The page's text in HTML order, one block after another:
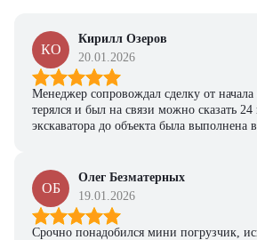
КО
Кирилл Озеров
20.01.2026
Менеджер сопровождал сделку от
терялся и был на связи можно сказать
экскаватора до объекта была выполнена
ОБ
Олег Безматерных
19.01.2026
Срочно понадобился мини погрузчик,